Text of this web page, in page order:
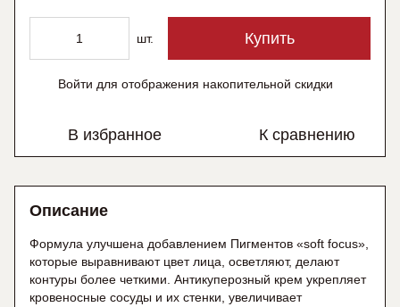
шт. Купить
Войти для отображения накопительной скидки
В избранное К сравнению
Описание
Формула улучшена добавлением Пигментов «soft focus»,
которые выравнивают цвет лица, осветляют, делают
контуры более четкими. Антикуперозный крем укрепляет
кровеносные сосуды и их стенки, увеличивает